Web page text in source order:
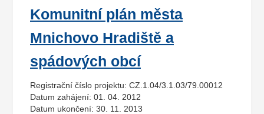
Komunitní plán města
Mnichovo Hradiště a
spádových obcí
Registrační číslo projektu: CZ.1.04/3.1.03/79.00012
Datum zahájení: 01. 04. 2012
Datum ukončení: 30. 11. 2013